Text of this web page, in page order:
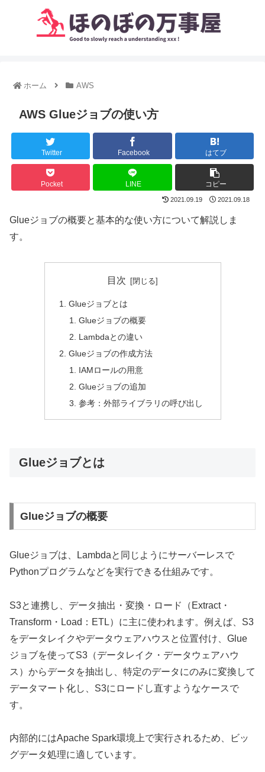
ホーム AWS
AWS Glueジョブの使い方
Twitter Facebook はてブ
Pocket LINE コピー
2021.09.19 2021.09.18
Glueジョブの概要と基本的な使い方について解説しま
す。
目次
Glueジョブとは
Glueジョブの概要
Lambdaとの違い
Glueジョブの作成方法
IAMロールの用意
Glueジョブの追加
参考：外部ライブラリの呼び出し
Glueジョブとは
Glueジョブの概要
Glueジョブは、Lambdaと同じようにサーバーレスで
Pythonプログラムなどを実行できる仕組みです。
S3と連携し、データ抽出・変換・ロード（Extract・
Transform・Load：ETL）に主に使われます。例えば、S3
をデータレイクやデータウェアハウスと位置付け、Glue
ジョブを使ってS3（データレイク・データウェアハウ
ス）からデータを抽出し、特定のデータにのみに変換して
データマート化し、S3にロードし直すようなケースで
す。
内部的にはApache Spark環境上で実行されるため、ビッ
グデータ処理に適しています。